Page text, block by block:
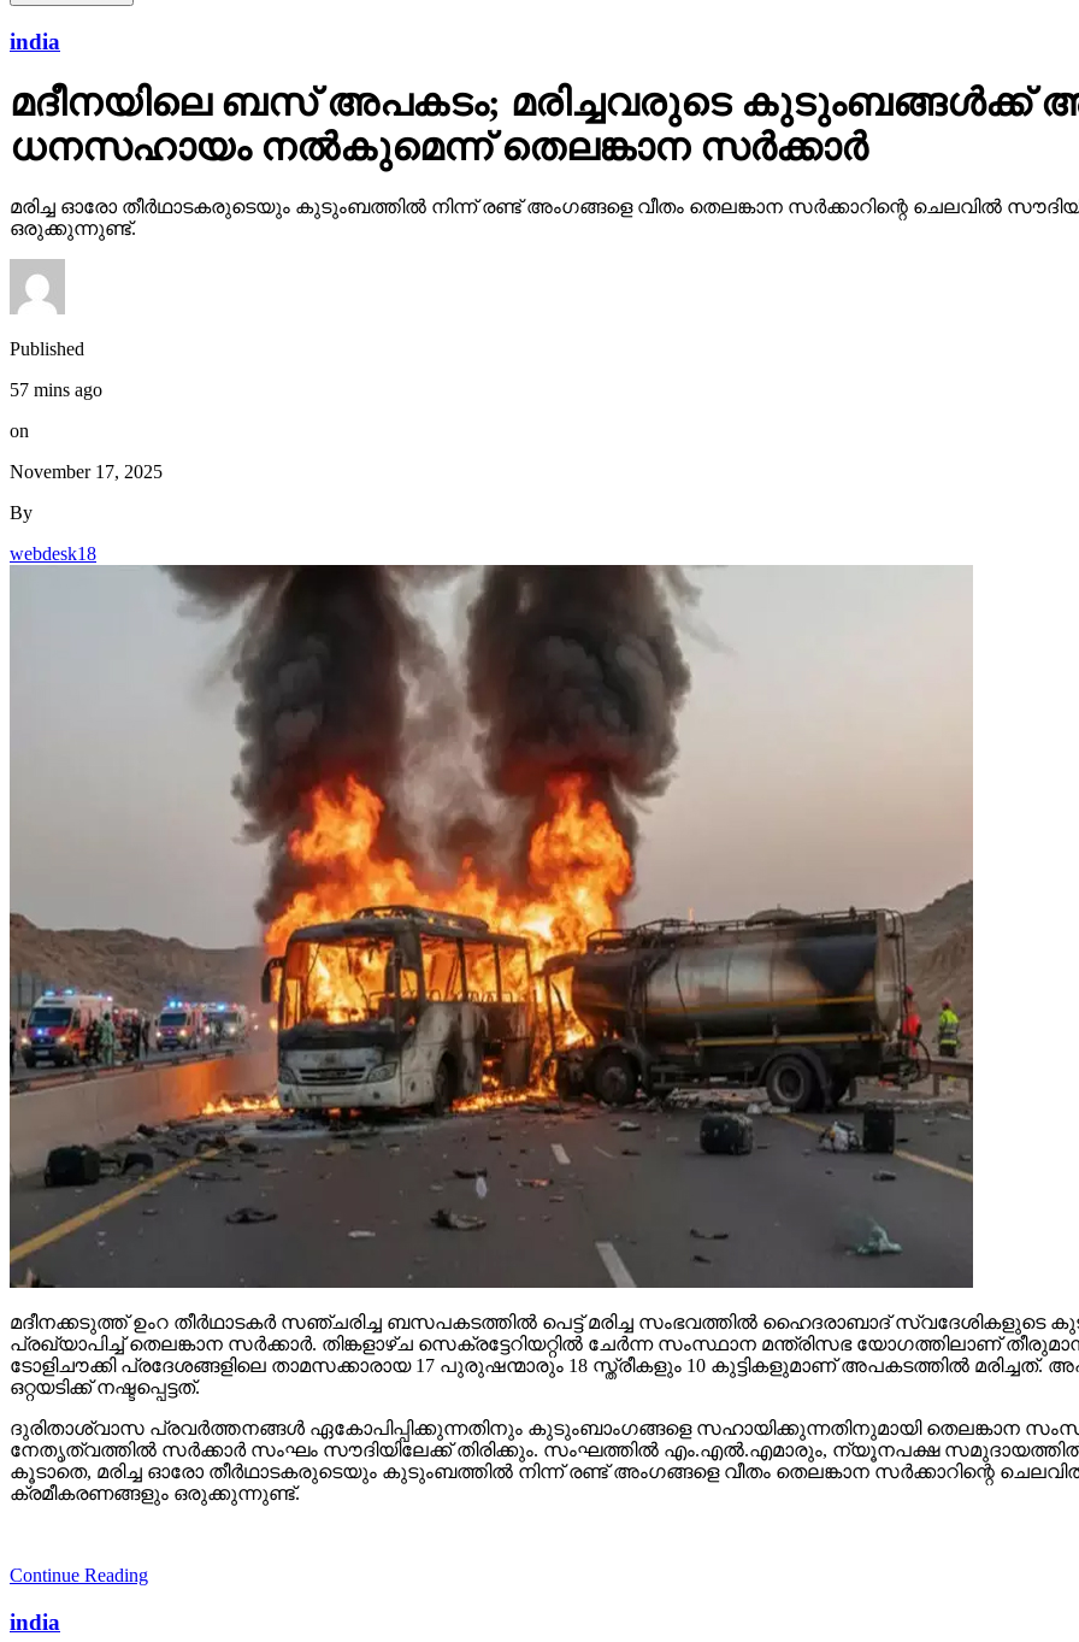
india
മദീനയിലെ ബസ് അപകടം; മരിച്ചവരുടെ കുടുംബങ്ങള്‍ക്ക്
ധനസഹായം നല്‍കുമെന്ന് തെലങ്കാന സര്‍ക്കാര്‍
മരിച്ച ഓരോ തീര്‍ഥാടകരുടെയും കുടുംബത്തില്‍ നിന്ന് രണ്ട് അംഗങ്ങളെ വീതം തെലങ്കാന സര്‍ക്കാറിന്റെ ചെലവില്‍
ഒരുക്കുന്നുണ്ട്.
Published
57 mins ago
on
November 17, 2025
By
webdesk18
മദീനക്കടുത്ത് ഉംറ തീര്‍ഥാടകര്‍ സഞ്ചരിച്ച ബസപകടത്തില്‍ പെട്ട് മരിച്ച സംഭവത്തില്‍ ഹൈദരാബാദ്
പ്രഖ്യാപിച്ച് തെലങ്കാന സര്‍ക്കാര്‍. തിങ്കളാഴ്ച സെക്രട്ടേറിയറ്റില്‍ ചേര്‍ന്ന സംസ്ഥാന മന്ത്രിസഭ യോഗത്തിലാണ്
ടോളിചൗക്കി പ്രദേശങ്ങളിലെ താമസക്കാരായ 17 പുരുഷന്മാരും 18 സ്ത്രീകളും 10 കുട്ടികളുമാണ് അപകടത്തില്‍
ഒറ്റയടിക്ക് നഷ്ടപ്പെട്ടത്.
ദുരിതാശ്വാസ പ്രവര്‍ത്തനങ്ങള്‍ ഏകോപിപ്പിക്കുന്നതിനും കുടുംബാംഗങ്ങളെ സഹായിക്കുന്നതിനുമായി തെലങ്കാന
നേതൃത്വത്തില്‍ സര്‍ക്കാര്‍ സംഘം സൗദിയിലേക്ക് തിരിക്കും. സംഘത്തില്‍ എം.എല്‍.എമാരും, ന്യൂനപക്ഷ സമുദായത്തില്‍
കൂടാതെ, മരിച്ച ഓരോ തീര്‍ഥാടകരുടെയും കുടുംബത്തില്‍ നിന്ന് രണ്ട് അംഗങ്ങളെ വീതം തെലങ്കാന സര്‍ക്കാറിന്റെ
ക്രമീകരണങ്ങളും ഒരുക്കുന്നുണ്ട്.
Continue Reading
india